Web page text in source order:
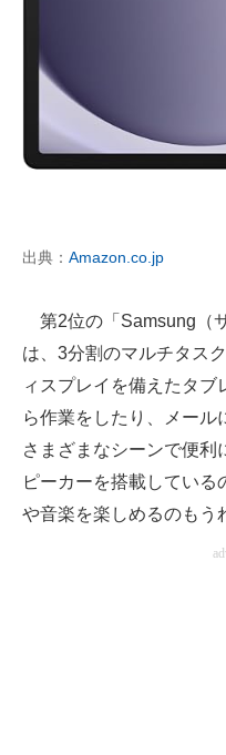
出典： Amazon.co.jp
第2位の「Samsung（
は、3分割のマルチタス
ィスプレイを備えたタ
ら作業をしたり、メール
さまざまなシーンで便利
ピーカーを搭載してい
や音楽を楽しめるのもう